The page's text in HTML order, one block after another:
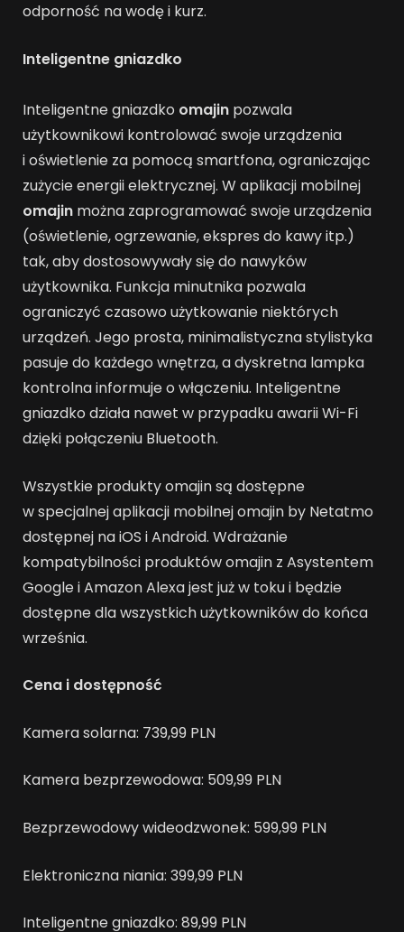
odporność na wodę i kurz.
Inteligentne gniazdko
Inteligentne gniazdko omajin pozwala
użytkownikowi kontrolować swoje urządzenia
i oświetlenie za pomocą smartfona, ograniczając
zużycie energii elektrycznej. W aplikacji mobilnej
omajin można zaprogramować swoje urządzenia
(oświetlenie, ogrzewanie, ekspres do kawy itp.)
tak, aby dostosowywały się do nawyków
użytkownika. Funkcja minutnika pozwala
ograniczyć czasowo użytkowanie niektórych
urządzeń. Jego prosta, minimalistyczna stylistyka
pasuje do każdego wnętrza, a dyskretna lampka
kontrolna informuje o włączeniu. Inteligentne
gniazdko działa nawet w przypadku awarii Wi-Fi
dzięki połączeniu Bluetooth.
Wszystkie produkty omajin są dostępne
w specjalnej aplikacji mobilnej omajin by Netatmo
dostępnej na iOS i Android. Wdrażanie
kompatybilności produktów omajin z Asystentem
Google i Amazon Alexa jest już w toku i będzie
dostępne dla wszystkich użytkowników do końca
września.
Cena i dostępność
Kamera solarna: 739,99 PLN
Kamera bezprzewodowa: 509,99 PLN
Bezprzewodowy wideodzwonek: 599,99 PLN
Elektroniczna niania: 399,99 PLN
Inteligentne gniazdko: 89,99 PLN